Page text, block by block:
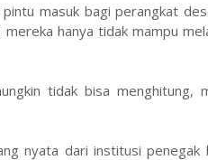
masuk bagi perangkat
hanya tidak mampu
tidak bisa menghitung,
nyata dari institusi penegak